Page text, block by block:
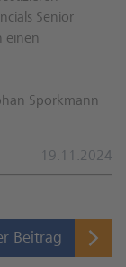
Senior
einen
Sporkmann
19.11.2024
Beitrag